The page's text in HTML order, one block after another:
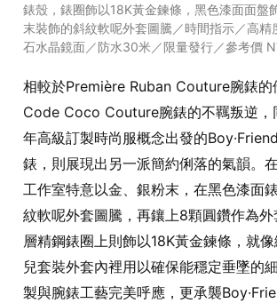
錶殼，錶圈飾以18K黃金鍊條，黑色漆面面盤
末裝飾的斜紋軟呢外套圖騰／時間指示／高精
石水晶鏡面／防水30米／限量發行／參考價
相較於Première Ruban Couture腕錶的
Code Coco Couture腕錶的不羈叛逆，
年高級訂製時尚服概念出發的
錶，則展現出另一派簡約俐落的氣韻。
工作室特意以金、銀粉末，在黑色漆面
紋軟呢外套圖騰，再鑲上8顆圓鑽作為
層精鋼錶圈上則飾以18K黃金鍊條，就
兒套裝外套內裡用以確保能穩定垂墜的
製與腕錶工藝完美呼應，更承襲